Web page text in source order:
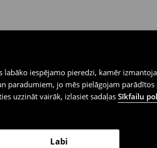
iespējamo pieredzi, kamēr
paradumiem, jo mēs pielāgojam
uzzināt vairāk, izlasiet sadaļas Sīkfailu
Labi